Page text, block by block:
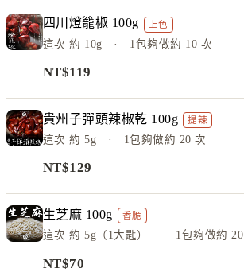
四川燈籠椒 100g 上色
這次約 10g · 1包夠做約 10 次
NT$119
貴州子彈頭辣椒乾 100g 提辣
這次約 5g · 1包夠做約 20 次
NT$129
生芝麻 100g 香脆
這次約 5g（1大匙） · 1包夠做約20
NT$70